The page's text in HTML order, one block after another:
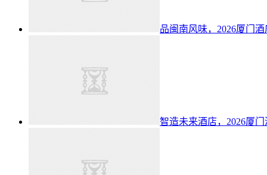
品闽南风味，2026厦门
智造未来酒店，2026厦